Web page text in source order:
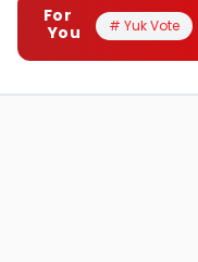
For
You
# Yuk Vote